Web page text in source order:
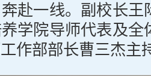
赴一线。副校长王
学院导师代表及全
作部部长曹三杰主